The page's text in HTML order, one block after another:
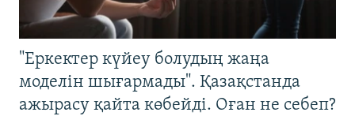
"Еркектер күйеу болудың жаңа
моделін шығармады". Қазақстанда
ажырасу қайта көбейді. Оған не себеп?